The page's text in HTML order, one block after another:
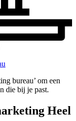
bureau’ om een
die bij je past.
Heel